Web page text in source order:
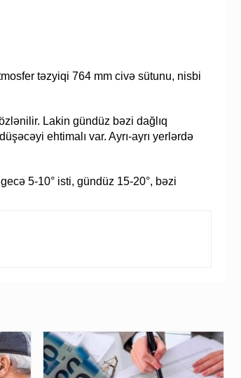
təzyiqi 764 mm civə sütunu, nisbi
Lakin gündüz bəzi dağlıq
ehtimalı var. Ayrı-ayrı yerlərdə
5-10° isti, gündüz 15-20°, bəzi